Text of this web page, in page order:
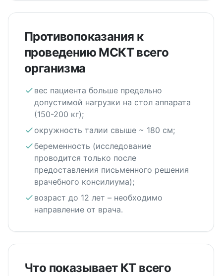
Противопоказания к
проведению МСКТ всего
организма
вес пациента больше предельно
допустимой нагрузки на стол аппарата
(150-200 кг);
окружность талии свыше ~ 180 см;
беременность (исследование
проводится только после
предоставления письменного решения
врачебного консилиума);
возраст до 12 лет – необходимо
направление от врача.
Что показывает КТ всего